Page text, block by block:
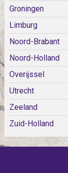
Groningen
Limburg
Noord-Brabant
Noord-Holland
Overijssel
Utrecht
Zeeland
Zuid-Holland